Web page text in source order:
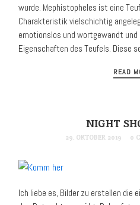
wurde. Mephistopheles ist eine
Charakteristik vielschichtig
emotionslos und wortgewandt
Eigenschaften des Teufels. Diese
READ
NIGHT
29. OKTOBER 2019 0
Ich liebe es, Bilder zu erstellen die